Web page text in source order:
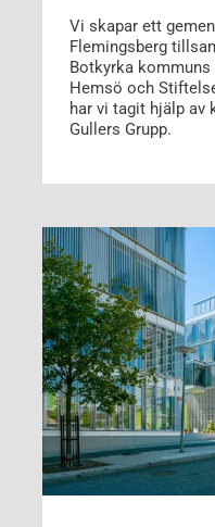
Vi skapar ett
Flemingsberg
Botkyrka kommuns
Hemsö och
har vi tagit hjälp av
Gullers Grupp.